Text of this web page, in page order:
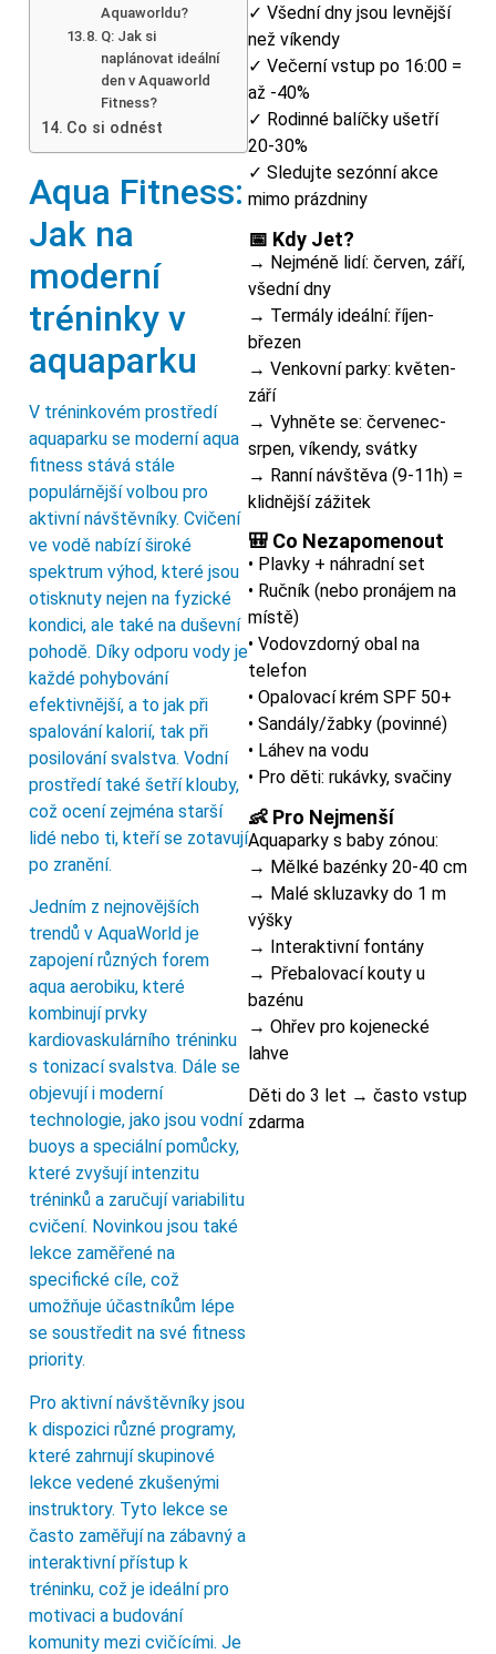
Aquaworldu?
Q: Jak si
naplánovat ideální
den v Aquaworld
Fitness?
Co si odnést
Aqua Fitness:
Jak na
moderní
tréninky v
aquaparku
V tréninkovém prostředí
aquaparku se moderní aqua
fitness stává stále
populárnější volbou pro
aktivní návštěvníky. Cvičení
ve vodě nabízí široké
spektrum výhod, které jsou
otisknuty nejen na fyzické
kondici, ale také na duševní
pohodě. Díky odporu vody je
každé pohybování
efektivnější, a to jak při
spalování kalorií, tak při
posilování svalstva. Vodní
prostředí také šetří klouby,
což ocení zejména starší
lidé nebo ti, kteří se zotavují
po zranění.
Jedním z nejnovějších
trendů v AquaWorld je
zapojení různých forem
aqua aerobiku, které
kombinují prvky
kardiovaskulárního tréninku
s tonizací svalstva. Dále se
objevují i moderní
technologie, jako jsou vodní
buoys a speciální pomůcky,
které zvyšují intenzitu
tréninků a zaručují variabilitu
cvičení. Novinkou jsou také
lekce zaměřené na
specifické cíle, což
umožňuje účastníkům lépe
se soustředit na své fitness
priority.
Pro aktivní návštěvníky jsou
k dispozici různé programy,
které zahrnují skupinové
lekce vedené zkušenými
instruktory. Tyto lekce se
často zaměřují na zábavný a
interaktivní přístup k
tréninku, což je ideální pro
motivaci a budování
komunity mezi cvičícími. Je
✓ Všední dny jsou levnější
než víkendy
✓ Večerní vstup po 16:00 =
až -40%
✓ Rodinné balíčky ušetří
20-30%
✓ Sledujte sezónní akce
mimo prázdniny
📅 Kdy Jet?
→ Nejméně lidí: červen, září,
všední dny
→ Termály ideální: říjen-
březen
→ Venkovní parky: květen-
září
→ Vyhněte se: červenec-
srpen, víkendy, svátky
→ Ranní návštěva (9-11h) =
klidnější zážitek
🎒 Co Nezapomenout
• Plavky + náhradní set
• Ručník (nebo pronájem na
místě)
• Vodovzdorný obal na
telefon
• Opalovací krém SPF 50+
• Sandály/žabky (povinné)
• Láhev na vodu
• Pro děti: rukávky, svačiny
👶 Pro Nejmenší
Aquaparky s baby zónou:
→ Mělké bazénky 20-40 cm
→ Malé skluzavky do 1 m
výšky
→ Interaktivní fontány
→ Přebalovací kouty u
bazénu
→ Ohřev pro kojenecké
lahve
Děti do 3 let → často vstup
zdarma